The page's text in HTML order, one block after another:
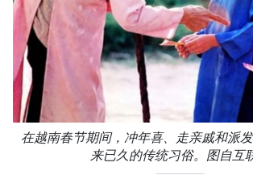
在越南春节期间，冲年喜、走亲戚和派
来已久的传统习俗。图自互